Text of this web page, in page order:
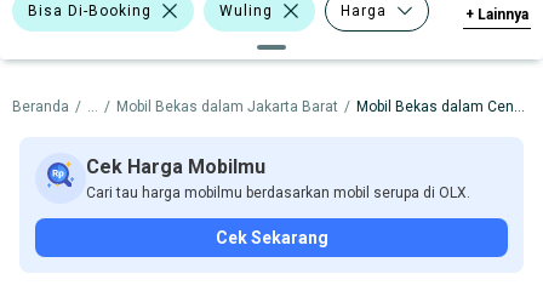
Bisa Di-Booking Wuling Harga
Merek Dan Model Tahun
Tipe Bodi Tipe Membership
+ Lainnya
Beranda / ... / Mobil Bekas dalam Jakarta Barat / Mobil Bekas dalam Cengkareng
Cek Harga Mobilmu
Cari tau harga mobilmu berdasarkan mobil serupa di OLX.
Cek Sekarang